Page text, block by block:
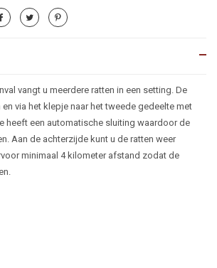
vangt u meerdere ratten in een setting. De
via het klepje naar het tweede gedeelte met
heeft een automatische sluiting waardoor de
Aan de achterzijde kunt u de ratten weer
minimaal 4 kilometer afstand zodat de